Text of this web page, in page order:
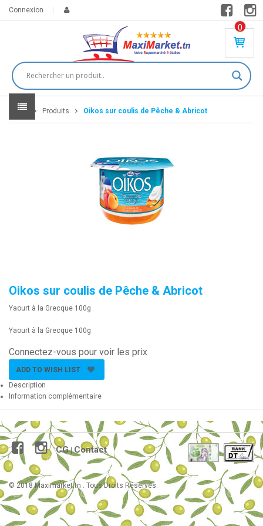
Connexion
0
PR
DU
IT(
S)
Home Produits Oikos sur coulis de Pêche & Abricot
Oikos sur coulis de Pêche & Abricot
Yaourt à la Grecque 100g
Yaourt à la Grecque 100g
Connectez-vous pour voir les prix
ADD TO WISH LIST
Description
Information complémentaire
CG|Contact
© 2018 Maximarket.tn . Tous Droits Réservés.